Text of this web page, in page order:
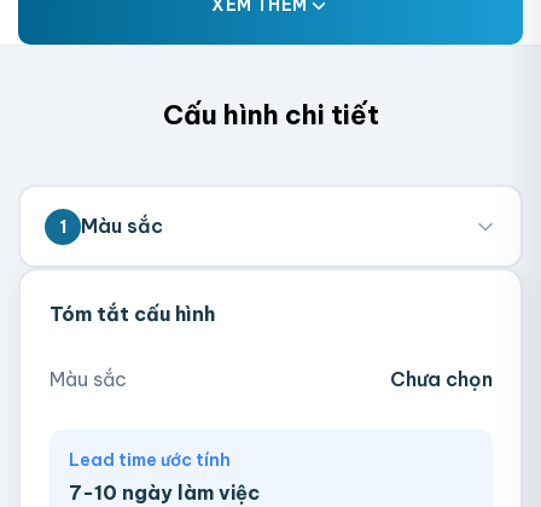
XEM THÊM
Cấu hình chi tiết
1 Màu sắc
Hồng Ngà
Xanh Navy
Tóm tắt cấu hình
Màu sắc Chưa chọn
Lead time ước tính
7-10 ngày làm việc